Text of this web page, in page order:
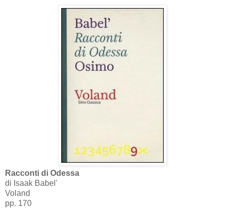
Racconti di Odessa
di Isaak Babel'
Voland
pp. 170